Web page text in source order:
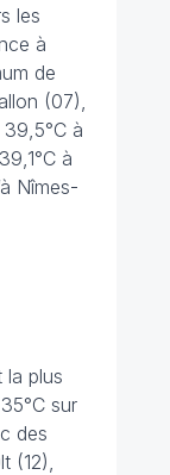
les
à
de
(07),
à
à
Nîmes-
la plus
sur
des
(12),